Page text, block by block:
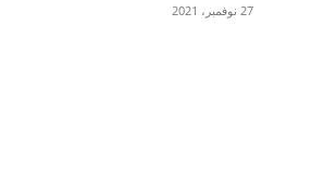
27 نوفمبر، 2021